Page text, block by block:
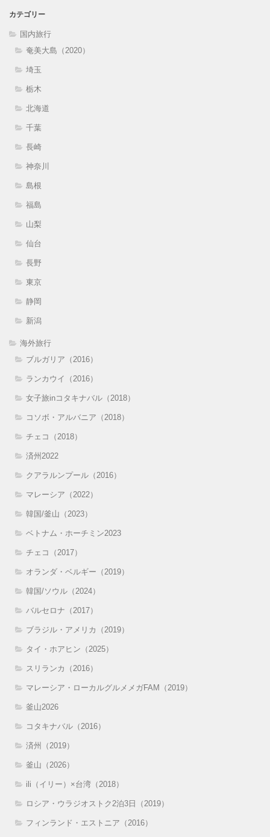
カテゴリー
国内旅行
奄美大島（2020）
埼玉
栃木
北海道
千葉
長崎
神奈川
島根
福島
山梨
仙台
長野
東京
静岡
新潟
海外旅行
ブルガリア（2016）
ランカウイ（2016）
女子旅inコタキナバル（2018）
コソボ・アルバニア（2018）
チェコ（2018）
済州2022
クアラルンプール（2016）
マレーシア（2022）
韓国/釜山（2023）
ベトナム・ホーチミン2023
チェコ（2017）
オランダ・ベルギー（2019）
韓国/ソウル（2024）
バルセロナ（2017）
ブラジル・アメリカ（2019）
タイ・ホアヒン（2025）
スリランカ（2016）
マレーシア・ローカルグルメメガFAM（2019）
釜山2026
コタキナバル（2016）
済州（2019）
釜山（2026）
ili（イリー）×台湾（2018）
ロシア・ウラジオストク2泊3日（2019）
フィンランド・エストニア（2016）